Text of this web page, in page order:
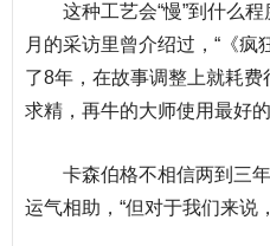
这种工艺会“慢”到什么
月的采访里曾介绍过，“《
了8年，在故事调整上就耗
求精，再牛的大师使用最好的
卡森伯格不相信两到三
运气相助，“但对于我们来说